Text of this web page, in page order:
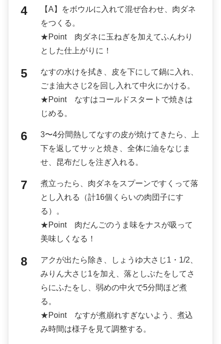
【A】をボウルに入れて混ぜ合わせ、肉ダネ
をつくる。
★Point 肉ダネに玉ねぎを加えてふんわり
とした仕上がりに！
なすの水けを拭き、皮を下にして鍋に入れ、
ごま油大さじ2を回し入れて中火にかける。
★Point なすはコールドスタートで焼きは
じめる。
3〜4分間熱してなすの皮が焼けてきたら、上
下を返してサッと焼き、全体に油をなじま
せ、昆布だしを注ぎ入れる。
煮立ったら、肉ダネをスプーンですくって落
とし入れる（計16個くらいの肉団子にす
る）。
★Point 肉だんごのうま味をナスが吸って
美味しくなる！
アクが出たら除き、しょうゆ大さじ1・1/2、
みりん大さじ1を加え、落としぶたをしてさ
らにふたをし、弱めの中火で5分間ほど煮
る。
★Point なすが煮崩れすぎないよう、煮込
み時間は様子を見て調整する。